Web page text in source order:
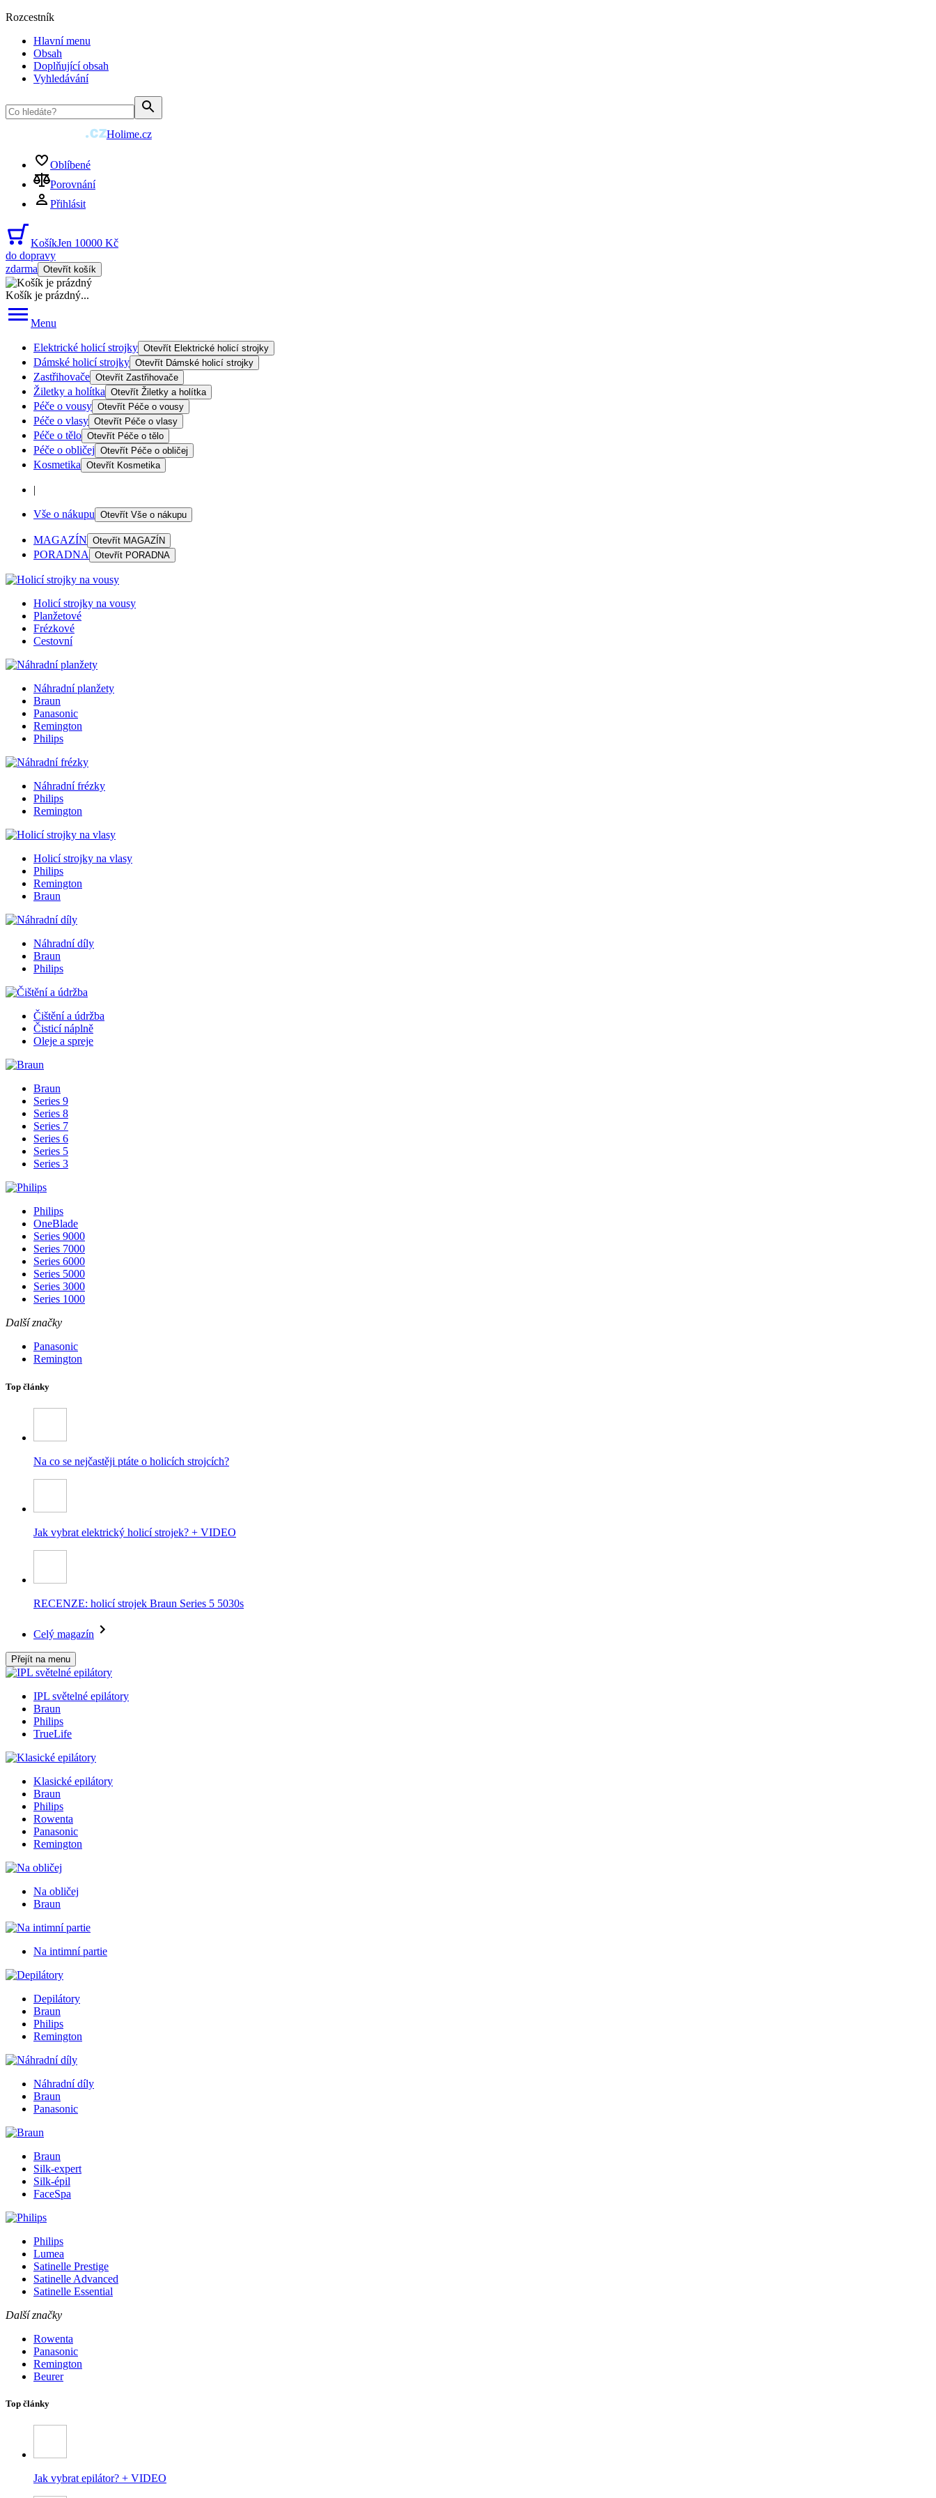
Rozcestník
Hlavní menu
Obsah
Doplňující obsah
Vyhledávání
Holime.cz
Oblíbené
Porovnání
Přihlásit
KošíkJen 10000 Kč
do dopravy
zdarma Otevřít košík
Košík je prázdný...
Menu
Elektrické holicí strojky Otevřít Elektrické holicí strojky
Dámské holicí strojky Otevřít Dámské holicí strojky
Zastřihovače Otevřít Zastřihovače
Žiletky a holítka Otevřít Žiletky a holítka
Péče o vousy Otevřít Péče o vousy
Péče o vlasy Otevřít Péče o vlasy
Péče o tělo Otevřít Péče o tělo
Péče o obličej Otevřít Péče o obličej
Kosmetika Otevřít Kosmetika
|
Vše o nákupu Otevřít Vše o nákupu
MAGAZÍN Otevřít MAGAZÍN
PORADNA Otevřít PORADNA
Holicí strojky na vousy
Planžetové
Frézkové
Cestovní
Náhradní planžety
Braun
Panasonic
Remington
Philips
Náhradní frézky
Philips
Remington
Holicí strojky na vlasy
Philips
Remington
Braun
Náhradní díly
Braun
Philips
Čištění a údržba
Čisticí náplně
Oleje a spreje
Braun
Series 9
Series 8
Series 7
Series 6
Series 5
Series 3
Philips
OneBlade
Series 9000
Series 7000
Series 6000
Series 5000
Series 3000
Series 1000
Další značky
Panasonic
Remington
Top články
Na co se nejčastěji ptáte o holicích strojcích?
Jak vybrat elektrický holicí strojek? + VIDEO
RECENZE: holicí strojek Braun Series 5 5030s
Celý magazín
Přejít na menu
IPL světelné epilátory
Braun
Philips
TrueLife
Klasické epilátory
Braun
Philips
Rowenta
Panasonic
Remington
Na obličej
Braun
Na intimní partie
Depilátory
Braun
Philips
Remington
Náhradní díly
Braun
Panasonic
Braun
Silk-expert
Silk-épil
FaceSpa
Philips
Lumea
Satinelle Prestige
Satinelle Advanced
Satinelle Essential
Další značky
Rowenta
Panasonic
Remington
Beurer
Top články
Jak vybrat epilátor? + VIDEO